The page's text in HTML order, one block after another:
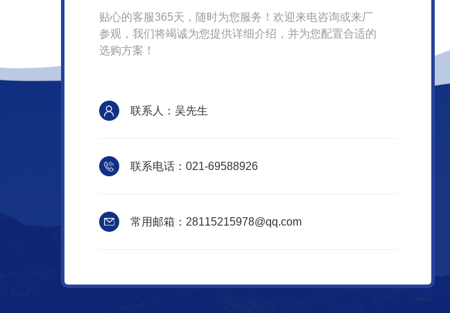
贴心的客服365天，随时为您服务！欢迎来电咨询或来厂
参观，我们将竭诚为您提供详细介绍，并为您配置合适的
选购方案！
联系人：吴先生
联系电话：021-69588926
常用邮箱：28115215978@qq.com